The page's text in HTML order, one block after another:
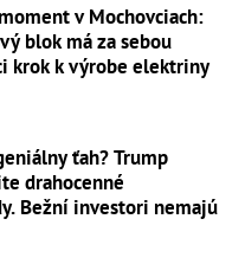
v Mochovciach:
blok má za sebou
krok k výrobe elektriny
ťah? Trump
drahocenné
Bežní investori nemajú